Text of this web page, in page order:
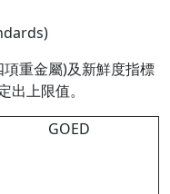
重金屬)及新鮮度指標
上限值。
GOED